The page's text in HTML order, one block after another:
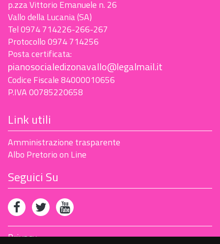
p.zza Vittorio Emanuele n. 26
Vallo della Lucania (SA)
Tel 0974 714226-266-267
Protocollo 0974 714256
Posta certificata:
pianosocialedizonavallo@legalmail.it
Codice Fiscale 84000010656
P.IVA 00785220658
Link utili
Amministrazione trasparente
Albo Pretorio on Line
Seguici Su
Privacy